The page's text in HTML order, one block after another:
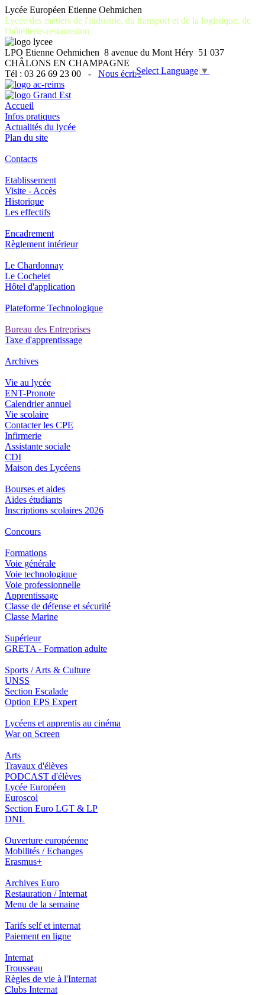
Select Language ▼
Lycée Européen Etienne Oehmichen
Lycée des métiers de l'industrie, du transport et de la logistique, de
l'hôtellerie-restauration
LPO Etienne Oehmichen 8 avenue du Mont Héry 51 037
CHÂLONS EN CHAMPAGNE
Tél : 03 26 69 23 00 - Nous écrire
Accueil
Infos pratiques
Actualités du lycée
Plan du site
Contacts
Etablissement
Visite - Accès
Historique
Les effectifs
Encadrement
Règlement intérieur
Le Chardonnay
Le Cochelet
Hôtel d'application
Plateforme Technologique
Bureau des Entreprises
Taxe d'apprentissage
Archives
Vie au lycée
ENT-Pronote
Calendrier annuel
Vie scolaire
Contacter les CPE
Infirmerie
Assistante sociale
CDI
Maison des Lycéens
Bourses et aides
Aides étudiants
Inscriptions scolaires 2026
Concours
Formations
Voie générale
Voie technologique
Voie professionnelle
Apprentissage
Classe de défense et sécurité
Classe Marine
Supérieur
GRETA - Formation adulte
Sports / Arts & Culture
UNSS
Section Escalade
Option EPS Expert
Lycéens et apprentis au cinéma
War on Screen
Arts
Travaux d'élèves
PODCAST d'élèves
Lycée Européen
Euroscol
Section Euro LGT & LP
DNL
Ouverture européenne
Mobilités / Echanges
Erasmus+
Archives Euro
Restauration / Internat
Menu de la semaine
Tarifs self et internat
Paiement en ligne
Internat
Trousseau
Règles de vie à l'Internat
Clubs Internat